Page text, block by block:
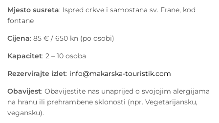
Mjesto susreta: Ispred crkve i samostana sv. Frane, kod
fontane
Cijena: 85 € / 650 kn (po osobi)
Kapacitet: 2 – 10 osoba
Rezervirajte izlet: info@makarska-touristik.com
Obavijest: Obavijestite nas unaprijed o svojojim alergijama
na hranu ili prehrambene sklonosti (npr. Vegetarijansku,
vegansku).